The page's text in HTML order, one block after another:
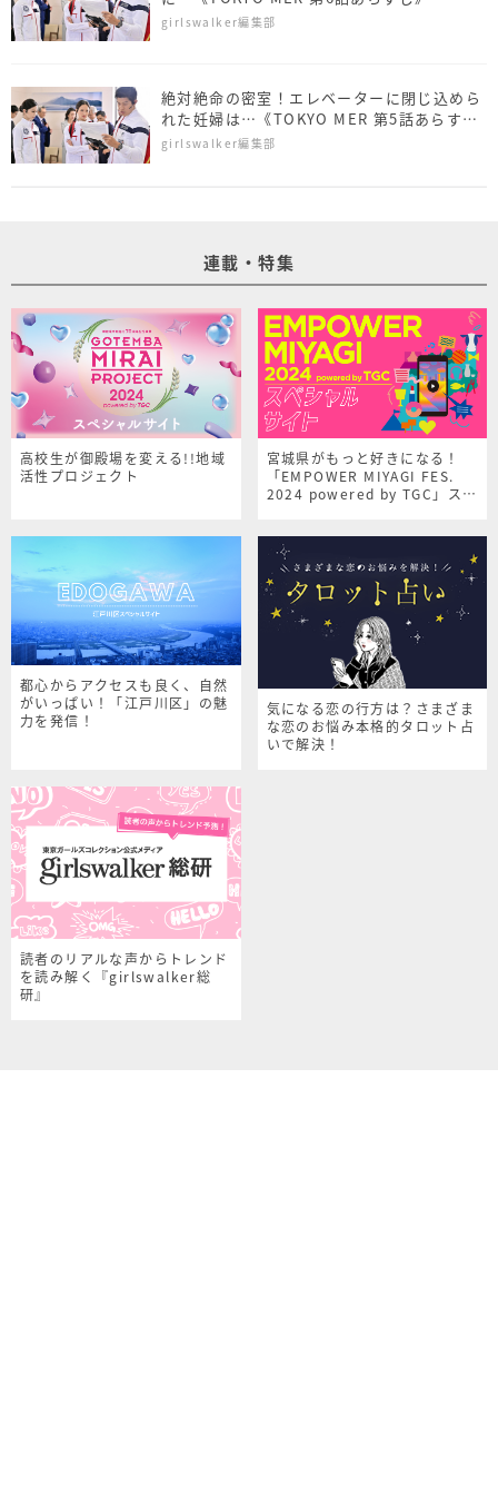
girlswalker編集部
絶対絶命の密室！エレベーターに閉じ込めら
れた妊婦は…《TOKYO MER 第5話あらす
じ》
girlswalker編集部
連載・特集
高校生が御殿場を変える!!地域
活性プロジェクト
宮城県がもっと好きになる！
「EMPOWER MIYAGI FES.
2024 powered by TGC」スペ
都心からアクセスも良く、自然
がいっぱい！「江戸川区」の魅
力を発信！
気になる恋の行方は？さまざま
な恋のお悩み本格的タロット占
いで解決！
読者のリアルな声からトレンド
を読み解く『girlswalker総
研』